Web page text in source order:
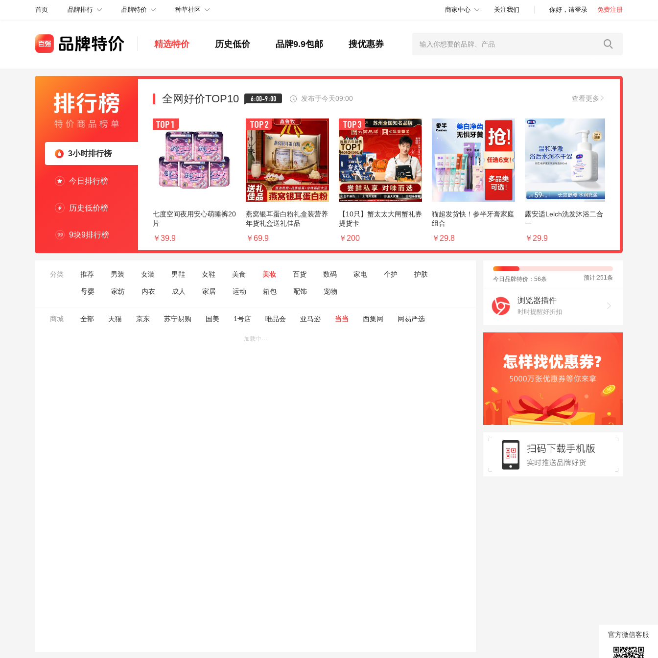
首页 品牌排行 品牌特价 种草社区 商家中心 关注我们 你好，请登录 免费注册
精选特价 历史低价 品牌9.9包邮 搜优惠券
3小时排行榜
今日排行榜
历史低价榜
9块9排行榜
全网好价TOP10 6:00-9:00 发布于今天09:00 查看更多
七度空间夜用安心萌睡裤20
片
￥39.9
燕窝银耳蛋白粉礼盒装营养
年货礼盒送礼佳品
￥69.9
【10只】蟹太太大闸蟹礼券
提货卡
￥200
猫超发货快！参半牙膏家庭
组合
￥29.8
露安适Lelch洗发沐浴二合
一
￥29.9
分类 推荐 男装 女装 男鞋 女鞋 美食 美妆 百货 数码 家电 个护 护肤
母婴 家纺 内衣 成人 家居 运动 箱包 配饰 宠物
商城 全部 天猫 京东 苏宁易购 国美 1号店 唯品会 亚马逊 当当 西集网 网易严选
加载中···
今日品牌特价：56条 预计:251条
浏览器插件
时时提醒好折扣
官方微信客服